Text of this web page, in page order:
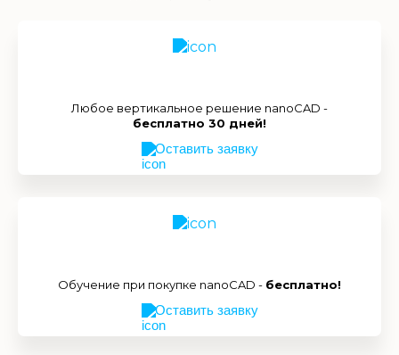
Любое вертикальное решение nanoCAD -
бесплатно 30 дней!
Оставить заявку
Обучение при покупке nanoCAD - бесплатно!
Оставить заявку